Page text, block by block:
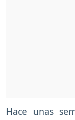
Hace unas